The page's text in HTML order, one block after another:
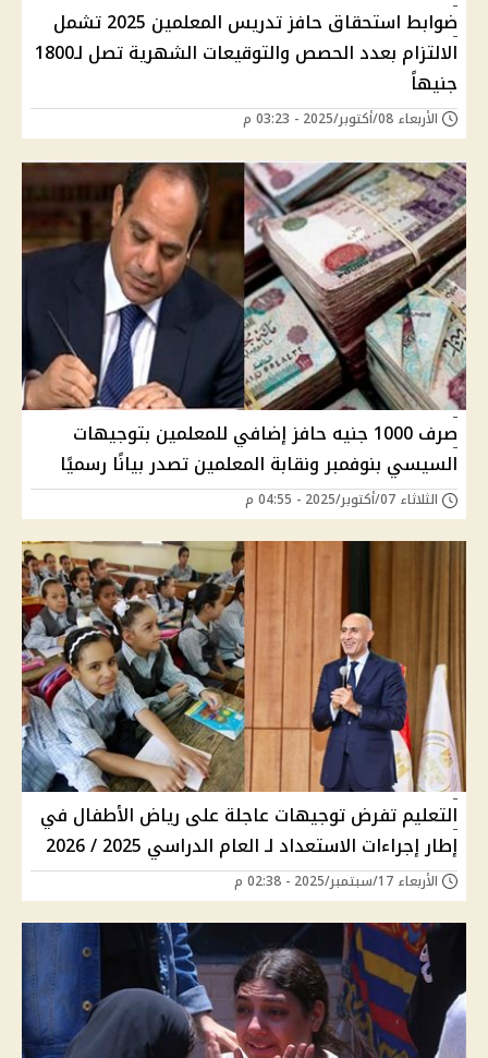
ضوابط استحقاق حافز تدريس المعلمين 2025 تشمل
الالتزام بعدد الحصص والتوقيعات الشهرية تصل لـ1800
جنيهاً
الأربعاء 08/أكتوبر/2025 - 03:23 م
صرف 1000 جنيه حافز إضافي للمعلمين بتوجيهات
السيسي بنوفمبر ونقابة المعلمين تصدر بيانًا رسميًا
الثلاثاء 07/أكتوبر/2025 - 04:55 م
التعليم تفرض توجيهات عاجلة على رياض الأطفال في
إطار إجراءات الاستعداد لـ العام الدراسي 2025 / 2026
الأربعاء 17/سبتمبر/2025 - 02:38 م